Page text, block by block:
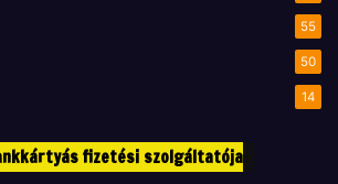
55
50
14
fizetési szolgáltatója